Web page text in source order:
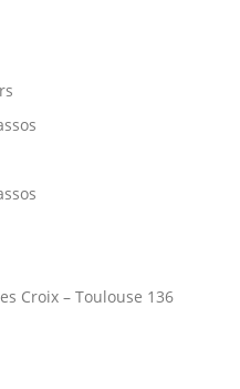
Croix – Toulouse 136